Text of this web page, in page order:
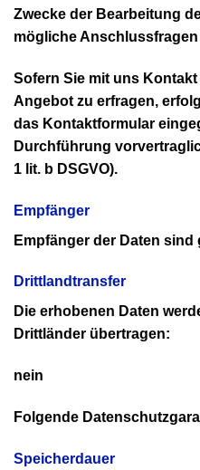
Zwecke der Bearbeitung
mögliche
Sofern Sie mit uns
Angebot zu erfragen,
das Kontaktformular
Durchführung
1 lit. b DSGVO).
Empfänger
Empfänger der Daten
Drittlandtransfer
Die erhobenen Daten
Drittländer übertragen:
nein
Folgende
Speicherdauer